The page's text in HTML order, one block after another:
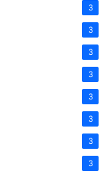
3
3
3
3
3
3
3
3